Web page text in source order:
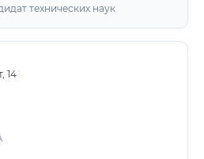
технических наук
14